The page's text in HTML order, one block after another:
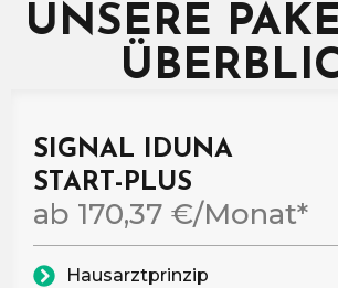
UNSERE
SIGNAL IDUNA
START-PLUS
ab 170,37 €/Monat*
Hausarztprinzip